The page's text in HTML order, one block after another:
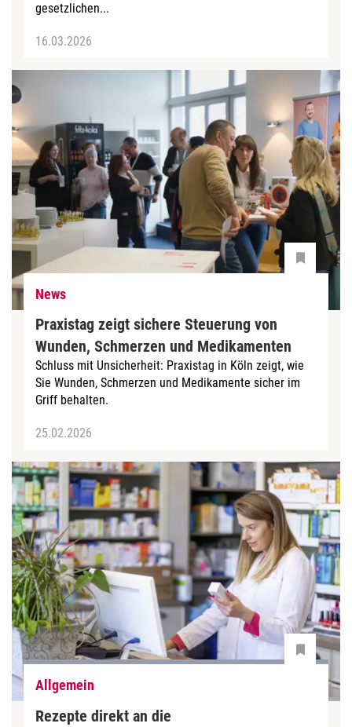
gesetzlichen...
16.03.2026
News
Praxistag zeigt sichere Steuerung von
Wunden, Schmerzen und Medikamenten
Schluss mit Unsicherheit: Praxistag in Köln zeigt, wie
Sie Wunden, Schmerzen und Medikamente sicher im
Griff behalten.
25.02.2026
Allgemein
Rezepte direkt an die